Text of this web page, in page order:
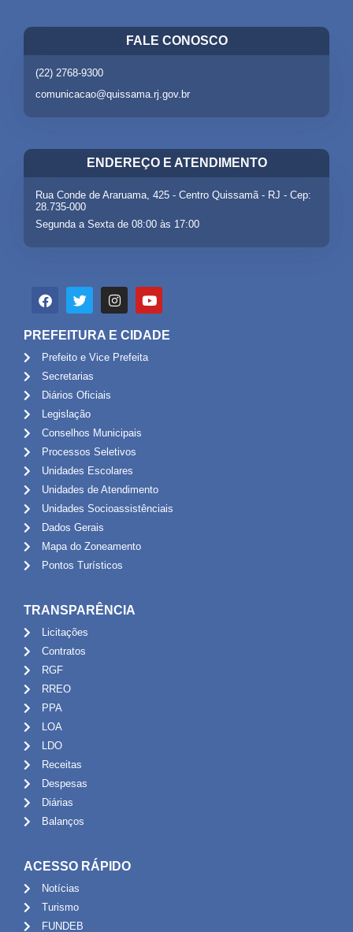
FALE CONOSCO
(22) 2768-9300
comunicacao@quissama.rj.gov.br
ENDEREÇO E ATENDIMENTO
Rua Conde de Araruama, 425 - Centro Quissamã - RJ - Cep:
28.735-000
Segunda a Sexta de 08:00 às 17:00
PREFEITURA E CIDADE
Prefeito e Vice Prefeita
Secretarias
Diários Oficiais
Legislação
Conselhos Municipais
Processos Seletivos
Unidades Escolares
Unidades de Atendimento
Unidades Socioassistênciais
Dados Gerais
Mapa do Zoneamento
Pontos Turísticos
TRANSPARÊNCIA
Licitações
Contratos
RGF
RREO
PPA
LOA
LDO
Receitas
Despesas
Diárias
Balanços
ACESSO RÁPIDO
Notícias
Turismo
FUNDEB